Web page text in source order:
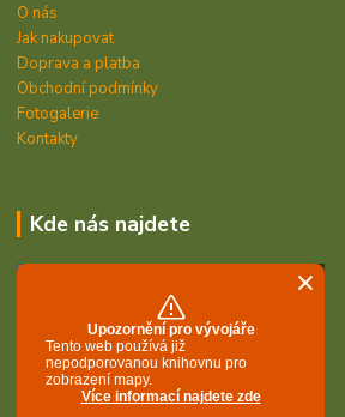
O nás
Jak nakupovat
Doprava a platba
Obchodní podmínky
Fotogalerie
Kontakty
Kde nás najdete